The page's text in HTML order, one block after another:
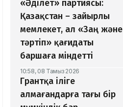
«Әділет» партиясы:
Қазақстан – зайырлы
мемлекет, ал «Заң және
тәртіп» қағидаты
баршаға міндетті
10:58, 08 Тамыз 2026
Грантқа іліге
алмағандарға тағы бір